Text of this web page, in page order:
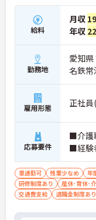
給料
月収
年収
勤務地
愛知
名鉄
雇用形態 正社
応募要件
■介護
■経験
車通勤可 残業少なめ 年
研修制度あり
産休･育休･
交通費支給
退職金制度あり